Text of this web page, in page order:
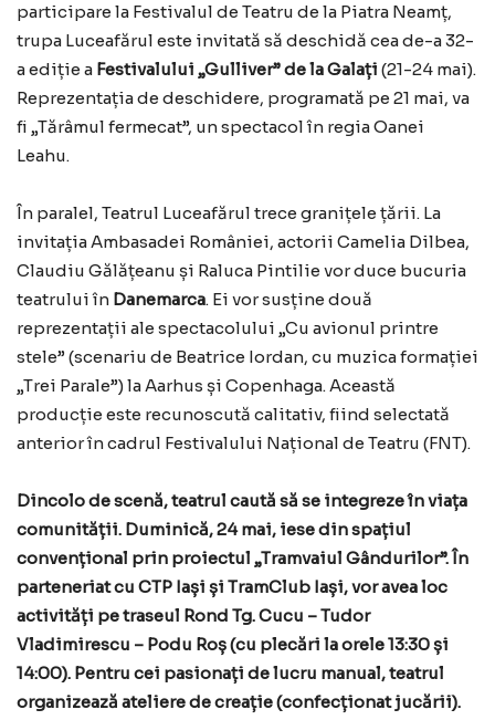
participare la Festivalul de Teatru de la Piatra Neamț,
trupa Luceafărul este invitată să deschidă cea de-a 32-
a ediție a Festivalului „Gulliver” de la Galați (21-24 mai).
Reprezentația de deschidere, programată pe 21 mai, va
fi „Tărâmul fermecat”, un spectacol în regia Oanei
Leahu.
În paralel, Teatrul Luceafărul trece granițele țării. La
invitația Ambasadei României, actorii Camelia Dilbea,
Claudiu Gălățeanu și Raluca Pintilie vor duce bucuria
teatrului în Danemarca. Ei vor susține două
reprezentații ale spectacolului „Cu avionul printre
stele” (scenariu de Beatrice Iordan, cu muzica formației
„Trei Parale”) la Aarhus și Copenhaga. Această
producție este recunoscută calitativ, fiind selectată
anterior în cadrul Festivalului Național de Teatru (FNT).
Dincolo de scenă, teatrul caută să se integreze în viața
comunității. Duminică, 24 mai, iese din spațiul
convențional prin proiectul „Tramvaiul Gândurilor”. În
parteneriat cu CTP Iași și TramClub Iași, vor avea loc
activități pe traseul Rond Tg. Cucu – Tudor
Vladimirescu – Podu Roș (cu plecări la orele 13:30 și
14:00). Pentru cei pasionați de lucru manual, teatrul
organizează ateliere de creație (confecționat jucării).